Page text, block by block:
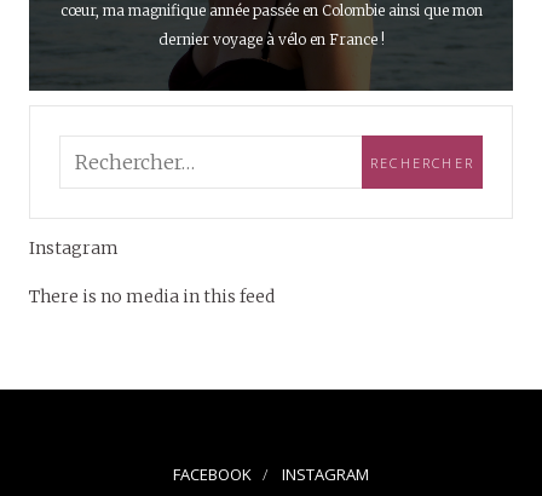
cœur, ma magnifique année passée en Colombie ainsi que mon
dernier voyage à vélo en France !
Instagram
There is no media in this feed
FACEBOOK INSTAGRAM